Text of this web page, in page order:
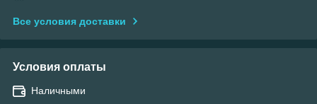
Все условия доставки
Условия оплаты
Наличными